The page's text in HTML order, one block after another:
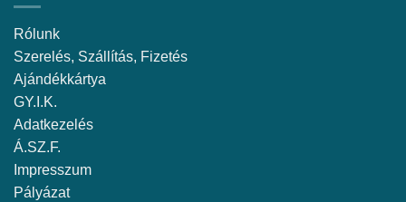
Rólunk
Szerelés, Szállítás, Fizetés
Ajándékkártya
GY.I.K.
Adatkezelés
Á.SZ.F.
Impresszum
Pályázat